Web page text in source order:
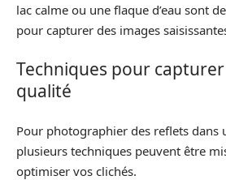
lac calme ou une flaque d’eau sont
pour capturer des images
Techniques pour
qualité
Pour photographier des reflets dans
plusieurs techniques peuvent être
optimiser vos clichés.